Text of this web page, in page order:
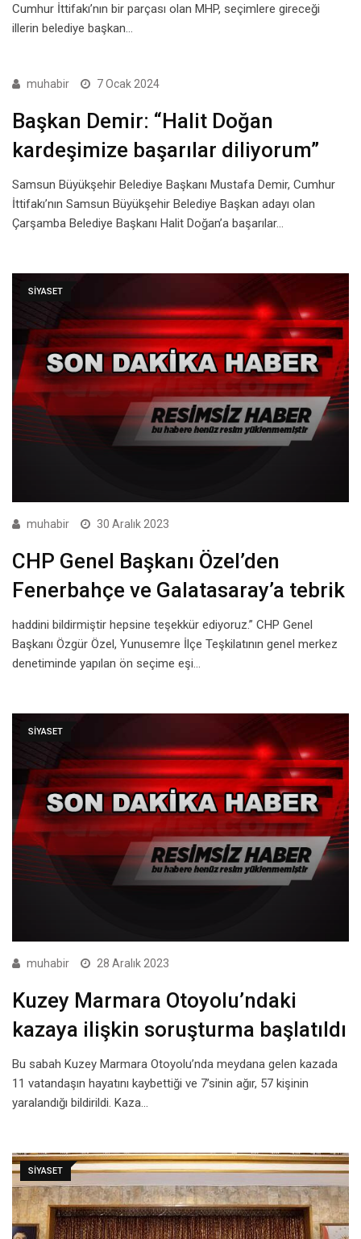
Cumhur İttifakı’nın bir parçası olan MHP, seçimlere gireceği
illerin belediye başkan…
muhabir 7 Ocak 2024
Başkan Demir: “Halit Doğan
kardeşimize başarılar diliyorum”
Samsun Büyükşehir Belediye Başkanı Mustafa Demir, Cumhur
İttifakı’nın Samsun Büyükşehir Belediye Başkan adayı olan
Çarşamba Belediye Başkanı Halit Doğan’a başarılar…
SIYASET
muhabir 30 Aralık 2023
CHP Genel Başkanı Özel’den
Fenerbahçe ve Galatasaray’a tebrik
haddini bildirmiştir hepsine teşekkür ediyoruz.” CHP Genel
Başkanı Özgür Özel, Yunusemre İlçe Teşkilatının genel merkez
denetiminde yapılan ön seçime eşi…
SIYASET
muhabir 28 Aralık 2023
Kuzey Marmara Otoyolu’ndaki
kazaya ilişkin soruşturma başlatıldı
Bu sabah Kuzey Marmara Otoyolu’nda meydana gelen kazada
11 vatandaşın hayatını kaybettiği ve 7’sinin ağır, 57 kişinin
yaralandığı bildirildi. Kaza…
SIYASET